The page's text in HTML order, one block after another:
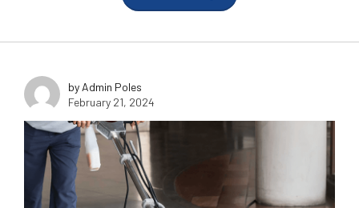
by Admin Poles
February 21, 2024